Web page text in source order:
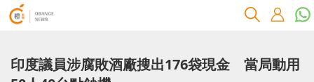
印度議員涉腐敗酒廠搜出176袋現金 當局動用